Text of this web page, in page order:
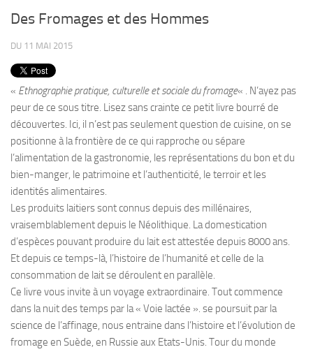
PRODUITS
RECETTES
Entrées
Plats
Desserts
Des Fromages et des Hommes
DU 11 MAI 2015
« Ethnographie pratique, culturelle et sociale du fromage« . N’ayez pas
peur de ce sous titre. Lisez sans crainte ce petit livre bourré de
découvertes. Ici, il n’est pas seulement question de cuisine, on se
positionne à la frontière de ce qui rapproche ou sépare
l’alimentation de la gastronomie, les représentations du bon et du
bien-manger, le patrimoine et l’authenticité, le terroir et les
identités alimentaires.
Les produits laitiers sont connus depuis des millénaires,
vraisemblablement depuis le Néolithique. La domestication
d’espèces pouvant produire du lait est attestée depuis 8000 ans.
Et depuis ce temps-là, l’histoire de l’humanité et celle de la
consommation de lait se déroulent en parallèle.
Ce livre vous invite à un voyage extraordinaire. Tout commence
dans la nuit des temps par la « Voie lactée ». se poursuit par la
science de l’affinage, nous entraine dans l’histoire et l’évolution de
fromage en Suède, en Russie aux Etats-Unis. Tour du monde